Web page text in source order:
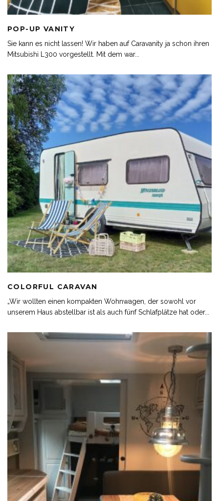
POP-UP VANITY
Sie kann es nicht lassen! Wir haben auf Caravanity ja schon ihren
Mitsubishi L300 vorgestellt. Mit dem war...
COLORFUL CARAVAN
„Wir wollten einen kompakten Wohnwagen, der sowohl vor
unserem Haus abstellbar ist als auch fünf Schlafplätze hat oder...